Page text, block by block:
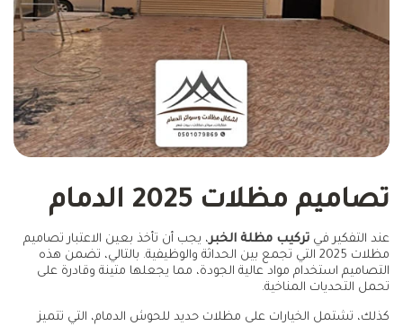
تصاميم مظلات 2025 الدمام
عند التفكير في تركيب مظلة الخبر، يجب أن تأخذ بعين الاعتبار تصاميم
مظلات 2025 التي تجمع بين الحداثة والوظيفية. بالتالي، تضمن هذه
التصاميم استخدام مواد عالية الجودة، مما يجعلها متينة وقادرة على
تحمل التحديات المناخية.
كذلك، تشتمل الخيارات على مظلات حديد للحوش الدمام، التي تتميز